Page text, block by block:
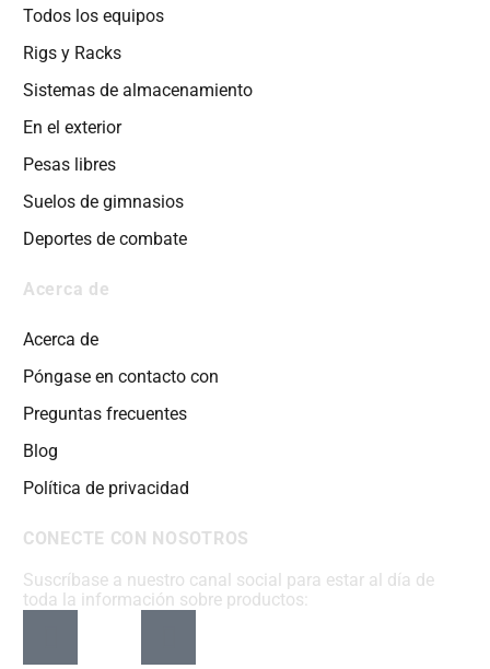
Todos los equipos
Rigs y Racks
Sistemas de almacenamiento
En el exterior
Pesas libres
Suelos de gimnasios
Deportes de combate
Acerca de
Acerca de
Póngase en contacto con
Preguntas frecuentes
Blog
Política de privacidad
CONECTE CON NOSOTROS
Suscríbase a nuestro canal social para estar al día de
toda la información sobre productos: